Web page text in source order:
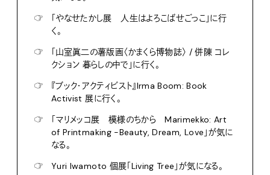
☞
「やなせたかし展 人生はよろこばせごっこ」に行
く。
☞
「山室眞二の薯版画〈かまくら博物誌〉 / 併陳 コレ
クション 暮らしの中で」に行く。
☞
『ブック・アクティビスト』Irma Boom: Book
Activist 展に行く。
☞
「マリメッコ展 模様のちから Marimekko: Art
of Printmaking -Beauty, Dream, Love」が気に
なる。
☞
Yuri Iwamoto 個展「Living Tree」が気になる。